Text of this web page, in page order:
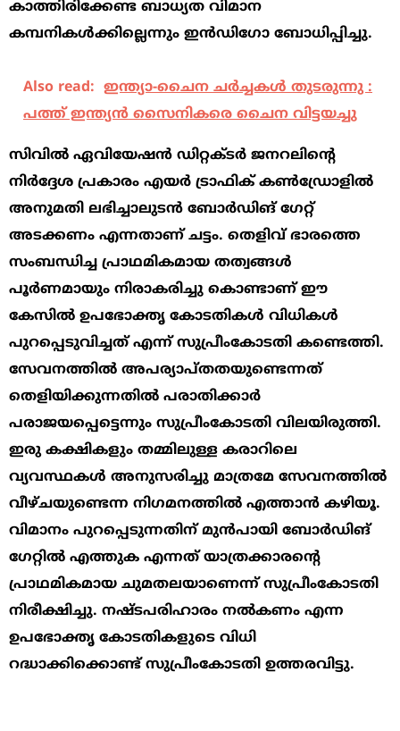
കാത്തിരിക്കേണ്ട ബാധ്യത വിമാന
കമ്പനികൾക്കില്ലെന്നും ഇൻഡിഗോ ബോധിപ്പിച്ചു.
Also read: ഇന്ത്യാ-ചെെന ചര്‍ച്ചകള്‍ തുടരുന്നു :
പത്ത് ഇന്ത്യന്‍ സെെനികരെ ചെെന വിട്ടയച്ചു
സിവിൽ ഏവിയേഷൻ ഡിറ്റക്ടർ ജനറലിന്‍റെ
നിർദ്ദേശ പ്രകാരം എയർ ട്രാഫിക് കൺഡ്രോളിൽ
അനുമതി ലഭിച്ചാലുടൻ ബോർഡിങ് ഗേറ്റ്
അടക്കണം എന്നതാണ് ചട്ടം. തെളിവ് ഭാരത്തെ
സംബന്ധിച്ച പ്രാഥമികമായ തത്വങ്ങൾ
പൂർണമായും നിരാകരിച്ചു കൊണ്ടാണ് ഈ
കേസിൽ ഉപഭോക്തൃ കോടതികൾ വിധികൾ
പുറപ്പെടുവിച്ചത് എന്ന് സുപ്രീംകോടതി കണ്ടെത്തി.
സേവനത്തിൽ അപര്യാപ്തതയുണ്ടെന്നത്
തെളിയിക്കുന്നതിൽ പരാതിക്കാർ
പരാജയപ്പെട്ടെന്നും സുപ്രീംകോടതി വിലയിരുത്തി.
ഇരു കക്ഷികളും തമ്മിലുള്ള കരാറിലെ
വ്യവസ്ഥകൾ അനുസരിച്ചു മാത്രമേ സേവനത്തിൽ
വീഴ്ചയുണ്ടെന്ന നിഗമനത്തിൽ എത്താൻ കഴിയൂ.
വിമാനം പുറപ്പെടുന്നതിന് മുൻപായി ബോർഡിങ്
ഗേറ്റിൽ എത്തുക എന്നത് യാത്രക്കാരന്‍റെ
പ്രാഥമികമായ ചുമതലയാണെന്ന് സുപ്രീംകോടതി
നിരീക്ഷിച്ചു. നഷ്ടപരിഹാരം നൽകണം എന്ന
ഉപഭോക്തൃ കോടതികളുടെ വിധി
റദ്ധാക്കിക്കൊണ്ട് സുപ്രീംകോടതി ഉത്തരവിട്ടു.